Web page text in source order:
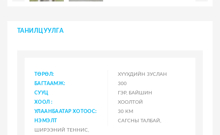
ТАНИЛЦУУЛГА
ТӨРӨЛ:
ХҮҮХДИЙН ЗУСЛАН
БАГТААМЖ:
300
СУУЦ
ГЭР, БАЙШИН
ХООЛ :
ХООЛТОЙ
УЛААНБААТАР ХОТООС:
30 КМ
НЭМЭЛТ
САГСНЫ ТАЛБАЙ,
ШИРЭЭНИЙ ТЕННИС,